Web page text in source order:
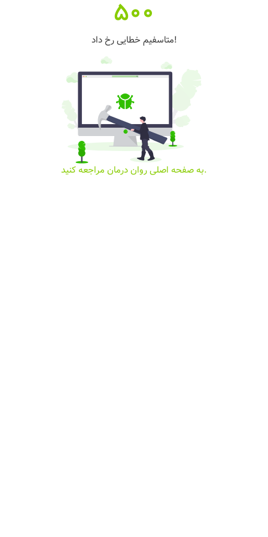
500
متاسفیم خطایی رخ داد!
به صفحه اصلی روان درمان مراجعه کنید.